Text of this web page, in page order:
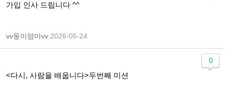
가입 인사 드립니다 ^^
vv둥이엄마vv 2026-05-24
<다시, 사람을 배웁니다>두번째 미션
0